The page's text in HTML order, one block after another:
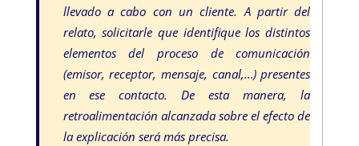
llevado a cabo con un cliente. A partir del
relato, solicitarle que identifique los distintos
elementos del proceso de comunicación
(emisor, receptor, mensaje, canal,…) presentes
en ese contacto. De esta manera, la
retroalimentación alcanzada sobre el efecto de
la explicación será más precisa.